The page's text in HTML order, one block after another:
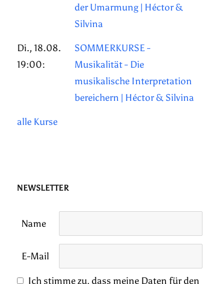
der Umarmung | Héctor &
Silvina
Di., 18.08.
19:00:
SOMMERKURSE -
Musikalität - Die
musikalische Interpretation
bereichern | Héctor & Silvina
alle Kurse
NEWSLETTER
Name
E-Mail
Ich stimme zu, dass meine Daten für den